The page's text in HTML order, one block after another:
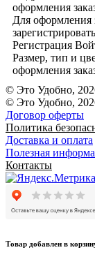
оформления
Для оформления
Регистрация
Размер, тип и
оформления
© Это Удобно,
© Это Удобно,
Договор оферты
Политика
Доставка и оплата
Полезная
Контакты
Товар добавлен в